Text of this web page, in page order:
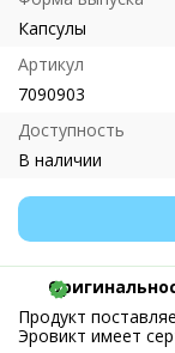
Капсулы
Артикул
7090903
Доступность
В наличии
Продукт
Эровикт имеет